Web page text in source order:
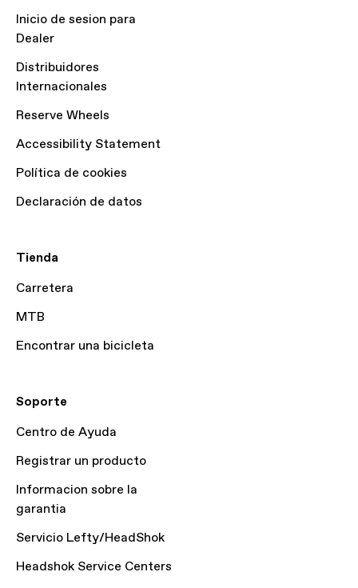
Inicio de sesion para
Dealer
Distribuidores
Internacionales
Reserve Wheels
Accessibility Statement
Política de cookies
Declaración de datos
Tienda
Carretera
MTB
Encontrar una bicicleta
Soporte
Centro de Ayuda
Registrar un producto
Informacion sobre la
garantia
Servicio Lefty/HeadShok
Headshok Service Centers